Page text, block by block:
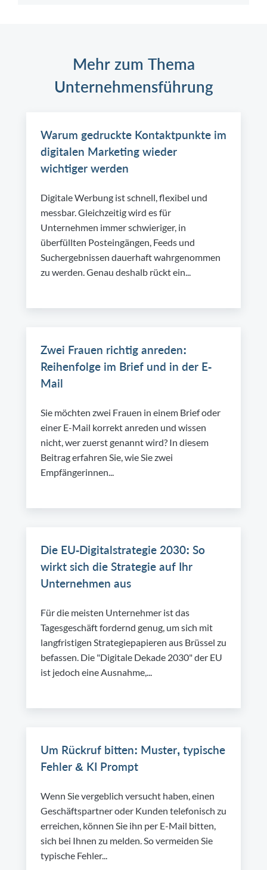
Mehr zum Thema
Unternehmensführung
Warum gedruckte Kontaktpunkte im
digitalen Marketing wieder
wichtiger werden
Digitale Werbung ist schnell, flexibel und
messbar. Gleichzeitig wird es für
Unternehmen immer schwieriger, in
überfüllten Posteingängen, Feeds und
Suchergebnissen dauerhaft wahrgenommen
zu werden. Genau deshalb rückt ein...
Zwei Frauen richtig anreden:
Reihenfolge im Brief und in der E-
Mail
Sie möchten zwei Frauen in einem Brief oder
einer E-Mail korrekt anreden und wissen
nicht, wer zuerst genannt wird? In diesem
Beitrag erfahren Sie, wie Sie zwei
Empfängerinnen...
Die EU-Digitalstrategie 2030: So
wirkt sich die Strategie auf Ihr
Unternehmen aus
Für die meisten Unternehmer ist das
Tagesgeschäft fordernd genug, um sich mit
langfristigen Strategiepapieren aus Brüssel zu
befassen. Die "Digitale Dekade 2030" der EU
ist jedoch eine Ausnahme,...
Um Rückruf bitten: Muster, typische
Fehler & KI Prompt
Wenn Sie vergeblich versucht haben, einen
Geschäftspartner oder Kunden telefonisch zu
erreichen, können Sie ihn per E-Mail bitten,
sich bei Ihnen zu melden. So vermeiden Sie
typische Fehler...